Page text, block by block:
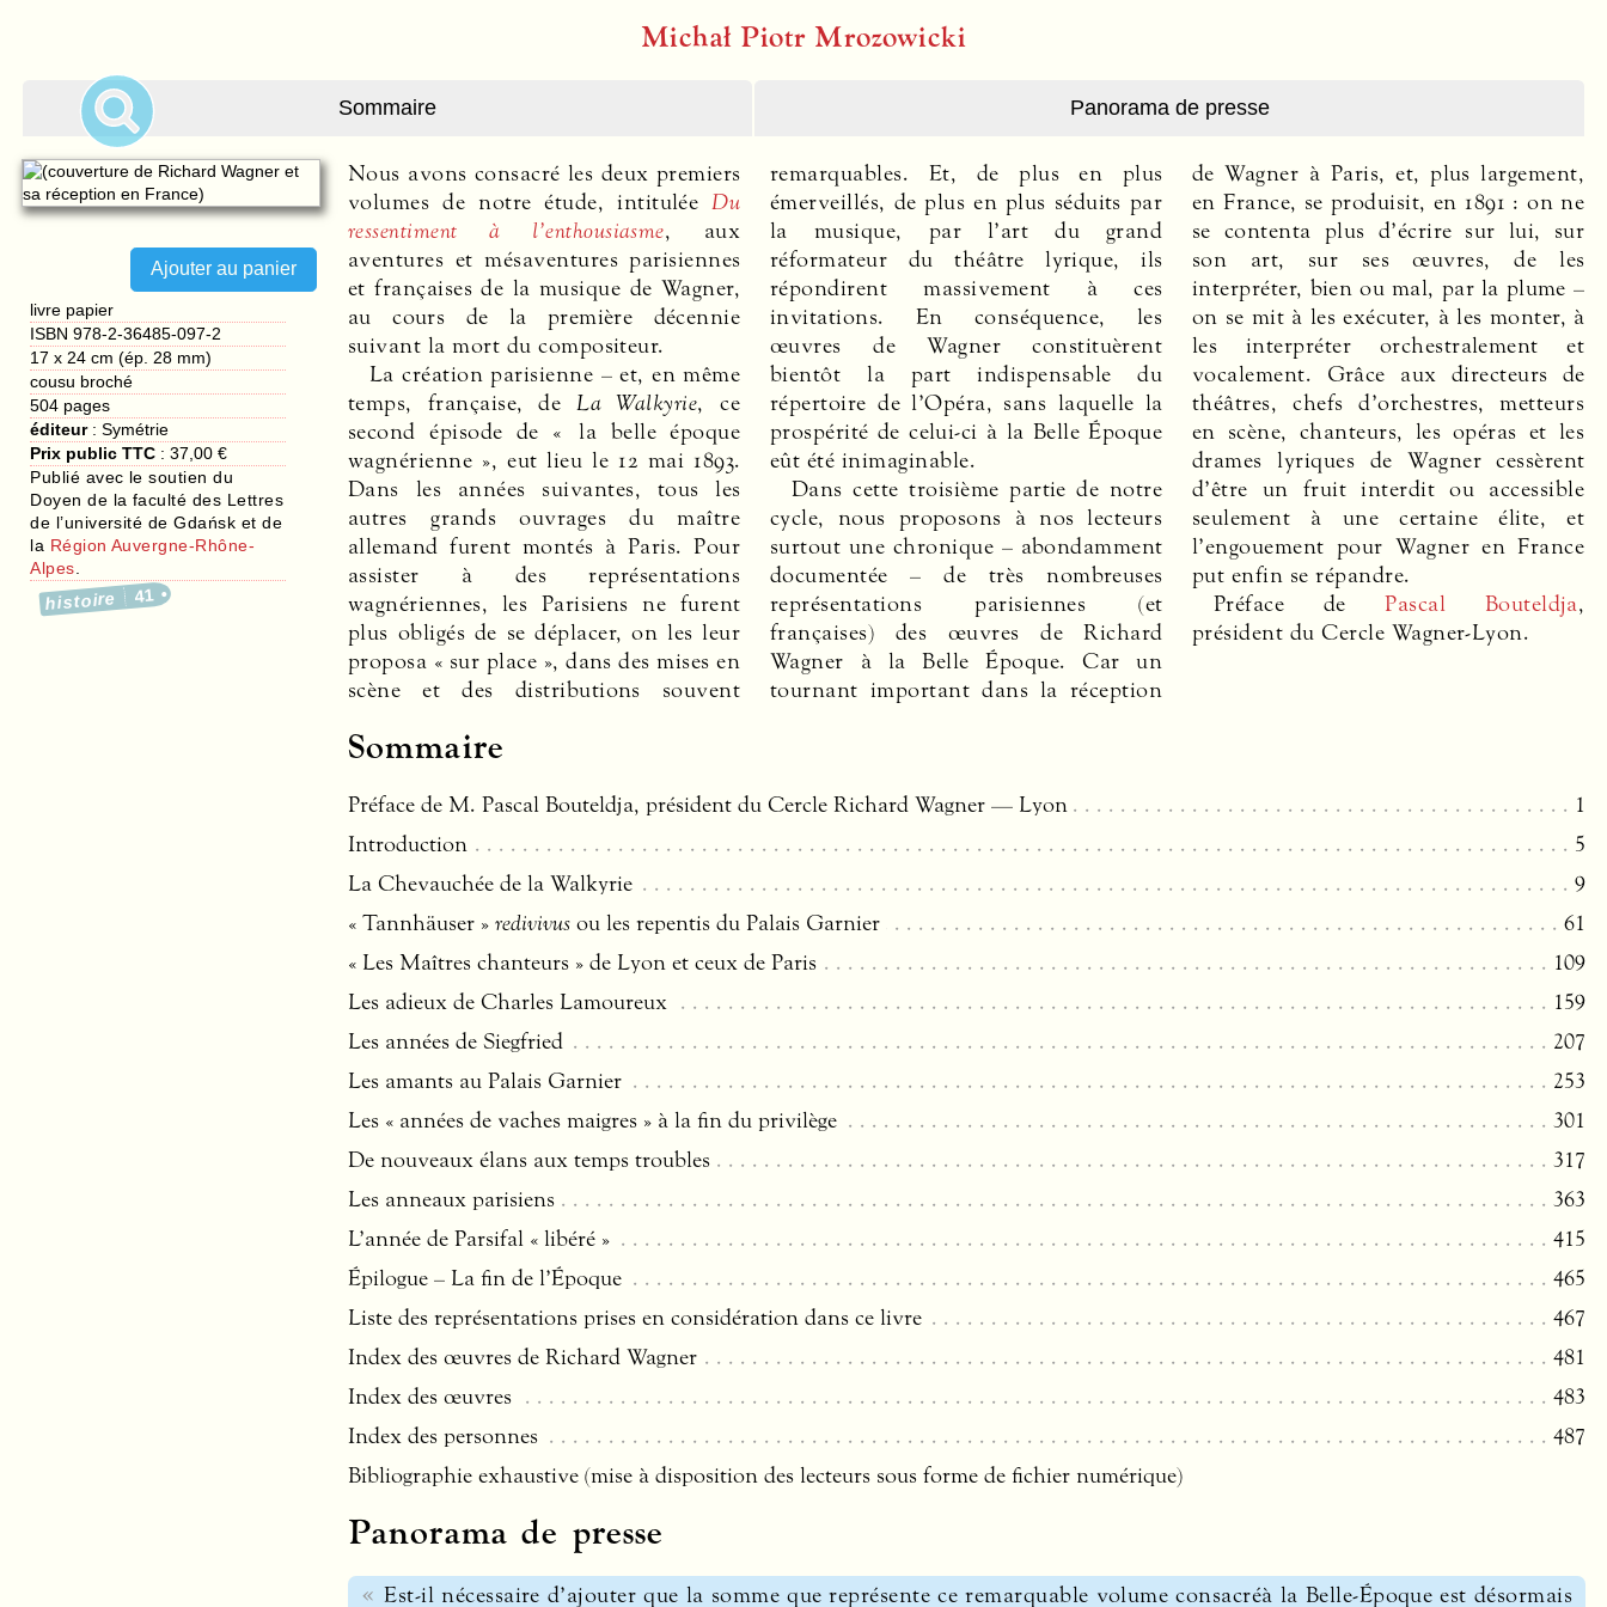
Michał Piotr Mrozowicki
Sommaire Panorama de presse
livre papier
ISBN 978-2-36485-097-2
17 x 24 cm (ép. 28 mm)
cousu broché
504 pages
éditeur:Symétrie
Prix public TTC :37,00 €
Publié avec le soutien du
Doyen de la faculté des Lettres
de l’université de Gdańsk et de
la Région Auvergne-Rhône-
Alpes
histoire 41
Nous avons consacré les deux premiers
volumes de notre étude, intituléeDu
ressentiment à l’enthousiasme, aux
aventures et mésaventures parisiennes
et françaises de la musique de Wagner,
au cours de la première décennie
suivant la mort du compositeur.
La création parisienne – et, en même
temps, française, deLa Walkyrie, ce
second épisode de « la belle époque
wagnérienne », eut lieu le 12 mai 1893.
Dans les années suivantes, tous les
autres grands ouvrages du maître
allemand furent montés à Paris. Pour
assister à des représentations
wagnériennes, les Parisiens ne furent
plus obligés de se déplacer, on les leur
proposa « sur place », dans des mises en
scène et des distributions souvent
remarquables. Et, de plus en plus
émerveillés, de plus en plus séduits par
la musique, par l’art du grand
réformateur du théâtre lyrique, ils
répondirent massivement à ces
invitations. En conséquence, les
œuvres de Wagner constituèrent
bientôt la part indispensable du
répertoire de l’Opéra, sans laquelle la
prospérité de celui-ci à la Belle Époque
eût été inimaginable.
Dans cette troisième partie de notre
cycle, nous proposons à nos lecteurs
surtout une chronique – abondamment
documentée – de très nombreuses
représentations parisiennes (et
françaises) des œuvres de Richard
Wagner à la Belle Époque. Car un
tournant important dans la réception
de Wagner à Paris, et, plus largement,
en France, se produisit, en 1891 : on ne
se contenta plus d’écrire sur lui, sur
son art, sur ses œuvres, de les
interpréter, bien ou mal, par la plume –
on se mit à les exécuter, à les monter, à
les interpréter orchestralement et
vocalement. Grâce aux directeurs de
théâtres, chefs d’­orchestres, metteurs
en scène, chanteurs, les opéras et les
drames lyriques de Wagner cessèrent
d’être un fruit interdit ou accessible
seulement à une certaine élite, et
l’engouement pour Wagner en France
put enfin se répandre.
Préface dePascal Bouteldja,
président du Cercle Wagner-Lyon.
Sommaire
Préface de M. Pascal Bouteldja, président du Cercle Richard Wagner — Lyon
1
Introduction
5
La Chevauchée de la Walkyrie
9
« Tannhäuser » redivivus ou les repentis du Palais Garnier
61
« Les Maîtres chanteurs » de Lyon et ceux de Paris
109
Les adieux de Charles Lamoureux
159
Les années de Siegfried
207
Les amants au Palais Garnier
253
Les « années de vaches maigres » à la fin du privilège
301
De nouveaux élans aux temps troubles
317
Les anneaux parisiens
363
L’année de Parsifal « libéré »
415
Épilogue – La fin de l’Époque
465
Liste des représentations prises en considération dans ce livre
467
Index des œuvres de Richard Wagner
481
Index des œuvres
483
Index des personnes
487
Bibliographie exhaustive (mise à disposition des lecteurs sous forme de fichier numérique)
Panorama de presse
Est-il nécessaire d’ajouter que la somme que représente ce remarquable volume consacréà la Belle-Époque est désormais